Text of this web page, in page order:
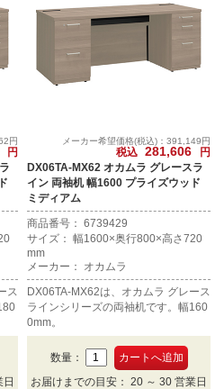
円
円
ス
メーカー希望価格(税込)：391,149円
税込 281,606
円
DX06TA-MX62 オカムラ グレースラ
イン 両袖机 幅1600 プライズウッド
ミディアム
商品番号： 6739429
サイズ： 幅1600×奥行800×高さ720
mm
メーカー： オカムラ
DX06TA-MX62は、オカムラ グレース
ラインシリーズの両袖机です。幅160
0mm。
数量：
お届けまでの目安： 20 ～ 30 営業日